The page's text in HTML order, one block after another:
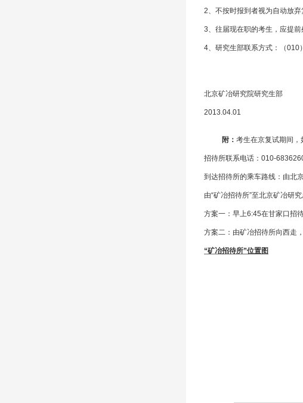
2、不按时报到者视为自动放弃
3、往届现在职的考生，应提
4、研究生部联系方式：（
北京矿冶研究院研究生部
2013.04.01
附： 考生在京复试期间，
招待所联系电话：010-
到达招待所的乘车路线：由北
由“矿冶招待所”至北京矿冶研
方案一：早上6:45在甘家口招
方案二：由矿冶招待所向西走
“矿冶招待所”位置图